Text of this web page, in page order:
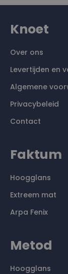
Knoet
Over ons
Levertijden en
Algemene
Privacybeleid
Contact
Faktum
Hoogglans
Extreem mat
Arpa Fenix
Metod
Hoogglans